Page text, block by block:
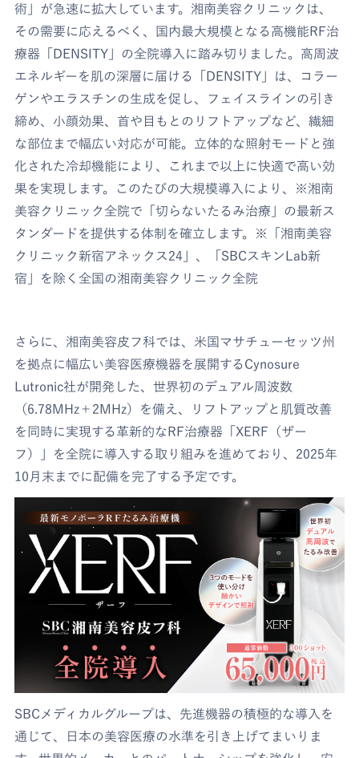
術」が急速に拡大しています。湘南美容クリニックは、
その需要に応えるべく、国内最大規模となる高機能RF治
療器「DENSITY」の全院導入に踏み切りました。高周波
エネルギーを肌の深層に届ける「DENSITY」は、コラー
ゲンやエラスチンの生成を促し、フェイスラインの引き
締め、小顔効果、首や目もとのリフトアップなど、繊細
な部位まで幅広い対応が可能。立体的な照射モードと強
化された冷却機能により、これまで以上に快適で高い効
果を実現します。このたびの大規模導入により、※湘南
美容クリニック全院で「切らないたるみ治療」の最新ス
タンダードを提供する体制を確立します。※「湘南美容
クリニック新宿アネックス24」、「SBCスキンLab新
宿」を除く全国の湘南美容クリニック全院
さらに、湘南美容皮フ科では、米国マサチューセッツ州
を拠点に幅広い美容医療機器を展開するCynosure
Lutronic社が開発した、世界初のデュアル周波数
（6.78MHz＋2MHz）を備え、リフトアップと肌質改善
を同時に実現する革新的なRF治療器「XERF（ザー
フ）」を全院に導入する取り組みを進めており、2025年
10月末までに配備を完了する予定です。
SBCメディカルグループは、先進機器の積極的な導入を
通じて、日本の美容医療の水準を引き上げてまいりま